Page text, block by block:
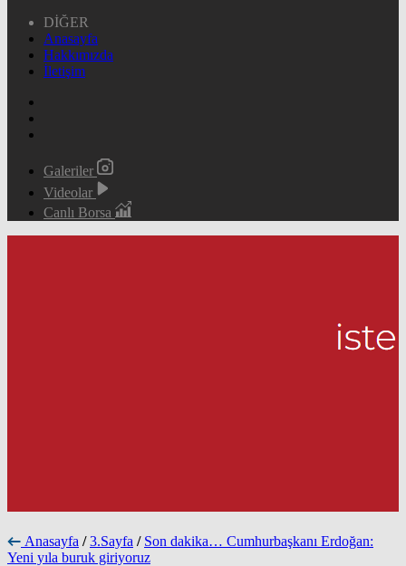
DİĞER
Anasayfa
Hakkımızda
İletişim
Galeriler
Videolar
Canlı Borsa
Anasayfa / 3.Sayfa / Son dakika… Cumhurbaşkanı Erdoğan:
Yeni yıla buruk giriyoruz